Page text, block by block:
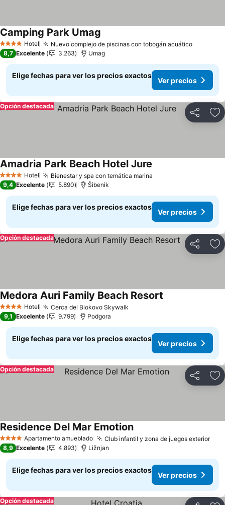
4 EstrellasHotel Nuevo complejo de piscinas con tobogán acuáticoVer
Camping Park Umag
8,7 Excelente 3.263 Umag
Elige fechas para ver los precios exactos
Ver precios
Compartir
Opción destacada
4 EstrellasHotel Bienestar y spa con temática marina
Amadria Park Beach Hotel Jure
9,4 Excelente 5.890 Šibenik
Elige fechas para ver los precios exactos
Ver precios
Compartir
Opción destacada
4 EstrellasHotel Cerca del Biokovo Skywalk
Medora Auri Family Beach Resort
9,1 Excelente 9.799 Podgora
Elige fechas para ver los precios exactos
Ver precios
Compartir
Opción destacada
4 EstrellasApartamento amueblado Club infantil y zona de juegos exteriorVer
Residence Del Mar EmotionVer precios
8,9 Excelente 4.893 Ližnjan
Elige fechas para ver los precios exactos
Ver precios
Opción destacada